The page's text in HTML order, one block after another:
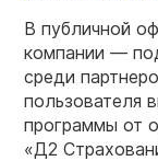
В публичной
компании —
среди
пользователя
программы от
«Д2